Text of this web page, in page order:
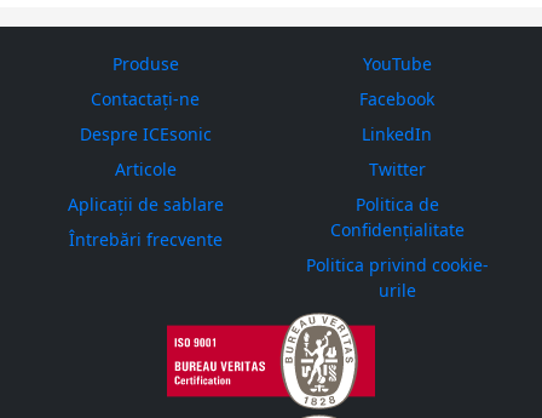
Produse
Contactați-ne
Despre ICEsonic
Articole
Aplicații de sablare
Întrebări frecvente
YouTube
Facebook
LinkedIn
Twitter
Politica de
Confidențialitate
Politica privind cookie-
urile